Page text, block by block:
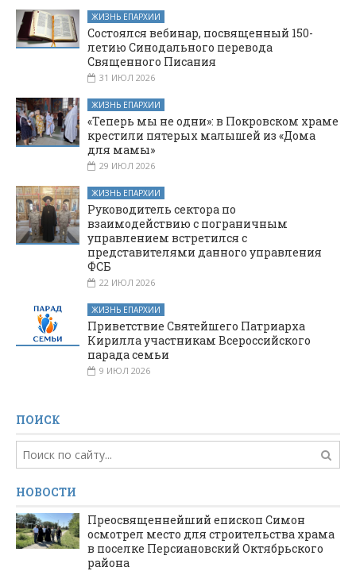
ЖИЗНЬ ЕПАРХИИ
Состоялся вебинар, посвященный 150-
летию Синодального перевода
Священного Писания
31 ИЮЛ 2026
ЖИЗНЬ ЕПАРХИИ
«Теперь мы не одни»: в Покровском храме
крестили пятерых малышей из «Дома
для мамы»
29 ИЮЛ 2026
ЖИЗНЬ ЕПАРХИИ
Руководитель сектора по
взаимодействию с пограничным
управлением встретился с
представителями данного управления
ФСБ
22 ИЮЛ 2026
ЖИЗНЬ ЕПАРХИИ
Приветствие Святейшего Патриарха
Кирилла участникам Всероссийского
парада семьи
9 ИЮЛ 2026
ПОИСК
НОВОСТИ
Преосвященнейший епископ Симон
осмотрел место для строительства храма
в поселке Персиановский Октябрьского
района